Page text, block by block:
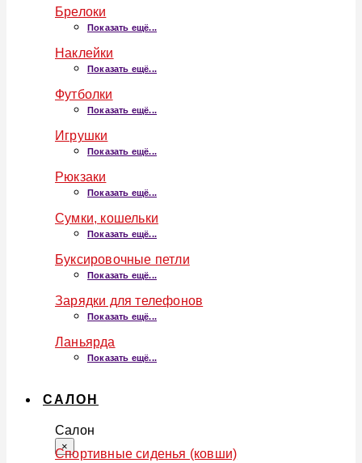
Брелоки
Показать ещё...
Наклейки
Показать ещё...
Футболки
Показать ещё...
Игрушки
Показать ещё...
Рюкзаки
Показать ещё...
Сумки, кошельки
Показать ещё...
Буксировочные петли
Показать ещё...
Зарядки для телефонов
Показать ещё...
Ланьярда
Показать ещё...
САЛОН
Салон
×
Спортивные сиденья (ковши)